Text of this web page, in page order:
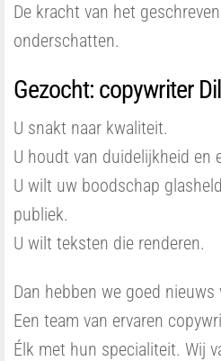
De kracht van het
onderschatten.
Gezocht: copywriter
U snakt naar kwaliteit.
U houdt van duidelijkheid en
U wilt uw boodschap
publiek.
U wilt teksten die renderen.
Dan hebben we goed nieuws
Een team van ervaren
Élk met hun specialiteit. Wij